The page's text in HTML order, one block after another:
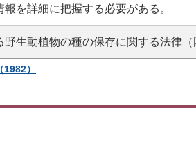
を詳細に把握する必要がある。
生動植物の種の保存に関する法律（
）